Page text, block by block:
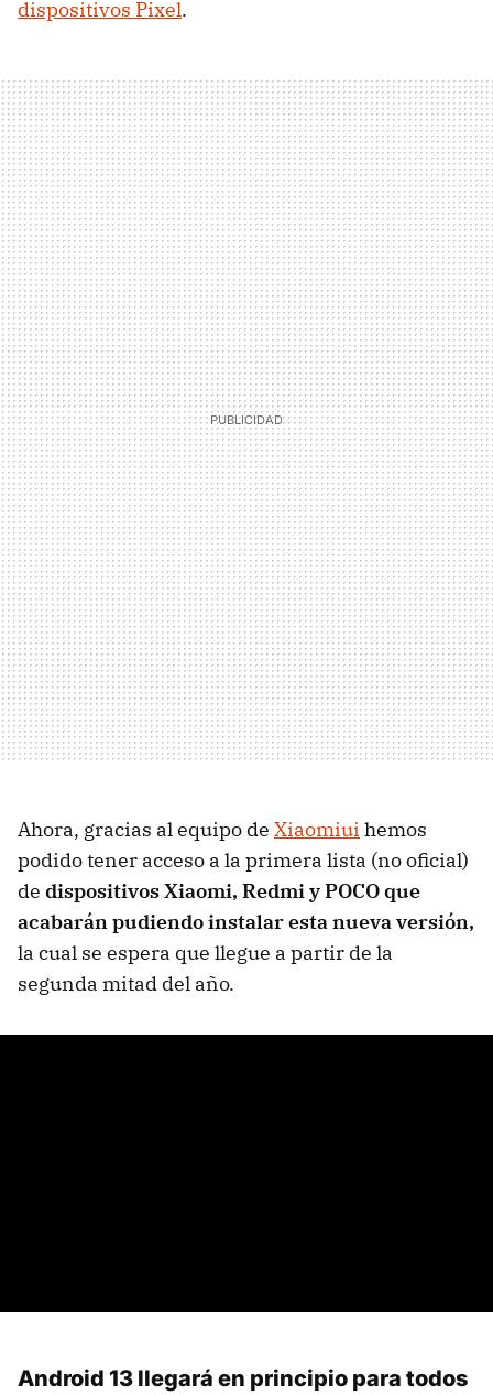
dispositivos Pixel.
Ahora, gracias al equipo de Xiaomiui hemos
podido tener acceso a la primera lista (no oficial)
de dispositivos Xiaomi, Redmi y POCO que
acabarán pudiendo instalar esta nueva versión,
la cual se espera que llegue a partir de la
segunda mitad del año.
Android 13 llegará en principio para todos